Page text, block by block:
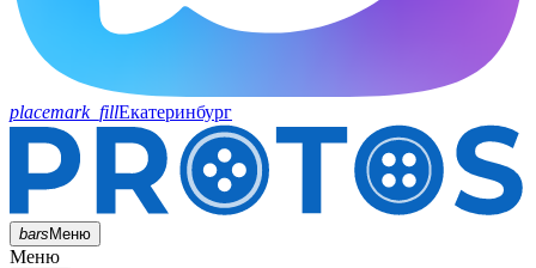
placemark_fillЕкатеринбург
barsМеню
Меню